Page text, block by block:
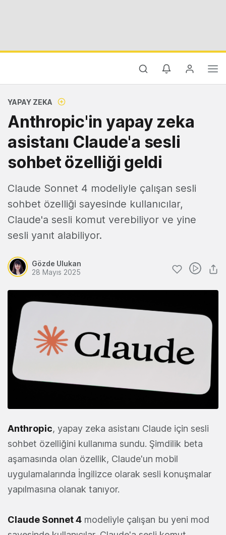
YAPAY ZEKA
Anthropic'in yapay zeka
asistanı Claude'a sesli
sohbet özelliği geldi
Claude Sonnet 4 modeliyle çalışan sesli
sohbet özelliği sayesinde kullanıcılar,
Claude'a sesli komut verebiliyor ve yine
sesli yanıt alabiliyor.
Gözde Ulukan
28 Mayıs 2025
Anthropic, yapay zeka asistanı Claude için sesli
sohbet özelliğini kullanıma sundu. Şimdilik beta
aşamasında olan özellik, Claude'un mobil
uygulamalarında İngilizce olarak sesli konuşmalar
yapılmasına olanak tanıyor.
Claude Sonnet 4 modeliyle çalışan bu yeni mod